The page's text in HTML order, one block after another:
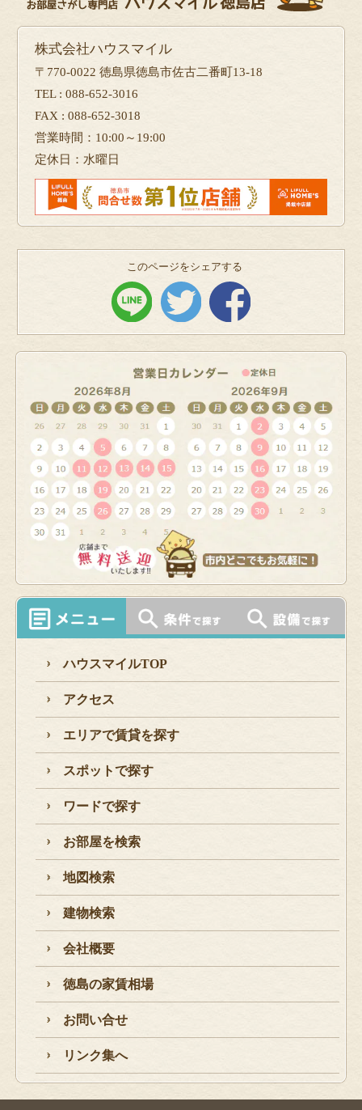
株式会社ハウスマイル
〒770-0022 徳島県徳島市佐古二番町13-18
TEL : 088-652-3016
FAX : 088-652-3018
営業時間：10:00～19:00
定休日：水曜日
このページをシェアする
ハウスマイルTOP
アクセス
エリアで賃貸を探す
スポットで探す
ワードで探す
お部屋を検索
地図検索
建物検索
会社概要
徳島の家賃相場
お問い合せ
リンク集へ